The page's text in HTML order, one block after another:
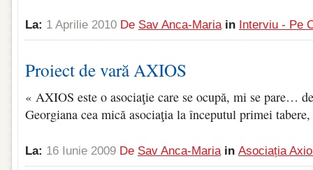
La: 1 Aprilie 2010 De Sav Anca-Maria in Interviu - Pe
Proiect de vară AXIOS
« AXIOS este o asociaţie care se ocupă, mi se pare…
Georgiana cea mică asociaţia la începutul primei
La: 16 Iunie 2009 De Sav Anca-Maria in Asociația